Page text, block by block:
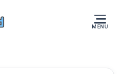
MENU